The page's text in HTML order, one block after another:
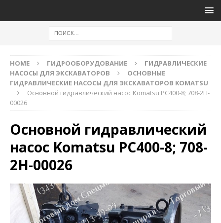
HOME ГИДРООБОРУДОВАНИЕ
ГИДРАВЛИЧЕСКИЕ
НАСОСЫ ДЛЯ ЭКСКАВАТОРОВ
ОСНОВНЫЕ
ГИДРАВЛИЧЕСКИЕ НАСОСЫ ДЛЯ ЭКСКАВАТОРОВ KOMATSU
Основной гидравлический насос Komatsu PC400-8; 708-2H-
00026
Основной гидравлический
насос Komatsu PC400-8; 708-
2H-00026